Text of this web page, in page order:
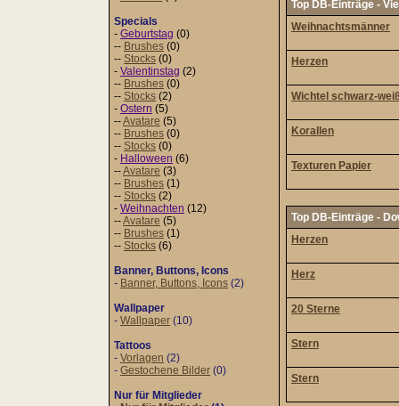
Specials
- Geburtstag (0)
-- Brushes (0)
-- Stocks (0)
- Valentinstag (2)
-- Brushes (0)
-- Stocks (2)
- Ostern (5)
--Avatare (5)
-- Brushes (0)
-- Stocks (0)
- Halloween (6)
--Avatare (3)
-- Brushes (1)
-- Stocks (2)
- Weihnachten (12)
--Avatare (5)
-- Brushes (1)
-- Stocks (6)
Banner, Buttons, Icons
- Banner, Buttons, Icons (2)
Wallpaper
- Wallpaper (10)
Tattoos
- Vorlagen (2)
- Gestochene Bilder (0)
Nur für Mitglieder
Top DB-Einträge -
Weihnachtsmänner
Herzen
Wichtel schwarz-
Korallen
Texturen Papier
Top DB-Einträge -
Herzen
Herz
20 Sterne
Stern
Stern